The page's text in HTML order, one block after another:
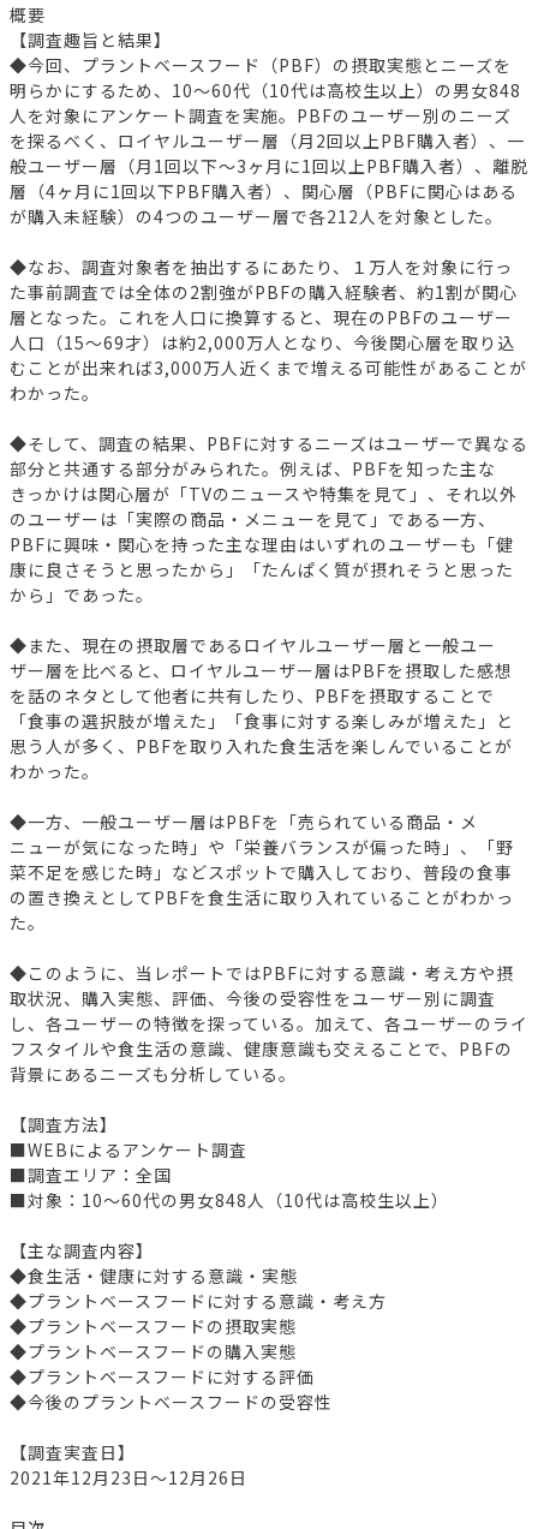
概要
【調査趣旨と結果】
◆今回、プラントベースフード（PBF）の摂取実態とニーズを
明らかにするため、10～60代（10代は高校生以上）の男女848
人を対象にアンケート調査を実施。PBFのユーザー別のニーズ
を探るべく、ロイヤルユーザー層（月2回以上PBF購入者）、一
般ユーザー層（月1回以下～3ヶ月に1回以上PBF購入者）、離脱
層（4ヶ月に1回以下PBF購入者）、関心層（PBFに関心はある
が購入未経験）の4つのユーザー層で各212人を対象とした。
◆なお、調査対象者を抽出するにあたり、１万人を対象に行っ
た事前調査では全体の2割強がPBFの購入経験者、約1割が関心
層となった。これを人口に換算すると、現在のPBFのユーザー
人口（15～69才）は約2,000万人となり、今後関心層を取り込
むことが出来れば3,000万人近くまで増える可能性があることが
わかった。
◆そして、調査の結果、PBFに対するニーズはユーザーで異なる
部分と共通する部分がみられた。例えば、PBFを知った主な
きっかけは関心層が「TVのニュースや特集を見て」、それ以外
のユーザーは「実際の商品・メニューを見て」である一方、
PBFに興味・関心を持った主な理由はいずれのユーザーも「健
康に良さそうと思ったから」「たんぱく質が摂れそうと思った
から」であった。
◆また、現在の摂取層であるロイヤルユーザー層と一般ユー
ザー層を比べると、ロイヤルユーザー層はPBFを摂取した感想
を話のネタとして他者に共有したり、PBFを摂取することで
「食事の選択肢が増えた」「食事に対する楽しみが増えた」と
思う人が多く、PBFを取り入れた食生活を楽しんでいることが
わかった。
◆一方、一般ユーザー層はPBFを「売られている商品・メ
ニューが気になった時」や「栄養バランスが偏った時」、「野
菜不足を感じた時」などスポットで購入しており、普段の食事
の置き換えとしてPBFを食生活に取り入れていることがわかっ
た。
◆このように、当レポートではPBFに対する意識・考え方や摂
取状況、購入実態、評価、今後の受容性をユーザー別に調査
し、各ユーザーの特徴を探っている。加えて、各ユーザーのライ
フスタイルや食生活の意識、健康意識も交えることで、PBFの
背景にあるニーズも分析している。
【調査方法】
■WEBによるアンケート調査
■調査エリア：全国
■対象：10～60代の男女848人（10代は高校生以上）
【主な調査内容】
◆食生活・健康に対する意識・実態
◆プラントベースフードに対する意識・考え方
◆プラントベースフードの摂取実態
◆プラントベースフードの購入実態
◆プラントベースフードに対する評価
◆今後のプラントベースフードの受容性
【調査実査日】
2021年12月23日～12月26日